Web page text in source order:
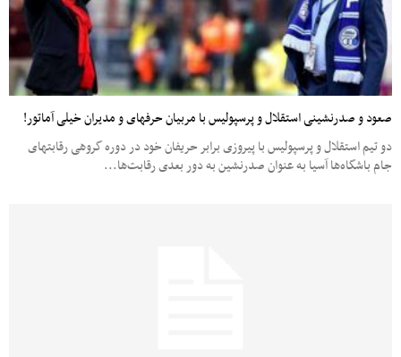
صعود و صدرنشینی استقلال و پرسپولیس با مربیان حرفه‎ای و مدیران خیلی آماتور!
دو تیم استقلال و پرسپولیس با پیروزی برابر حریفان خود در دوره گروهی رقابت‎های
جام باشگاه‌ها آسیا به عنوان صدرنشین به دور بعدی رقابت‌ها...